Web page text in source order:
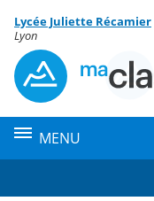
Menu de la rubrique
Contenu
Lycée Juliette Récamier
Lyon
MENU